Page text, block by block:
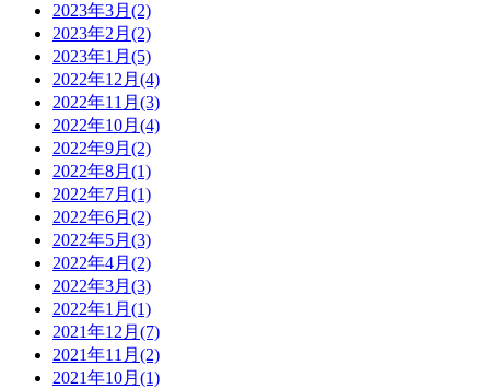
2023年3月(2)
2023年2月(2)
2023年1月(5)
2022年12月(4)
2022年11月(3)
2022年10月(4)
2022年9月(2)
2022年8月(1)
2022年7月(1)
2022年6月(2)
2022年5月(3)
2022年4月(2)
2022年3月(3)
2022年1月(1)
2021年12月(7)
2021年11月(2)
2021年10月(1)